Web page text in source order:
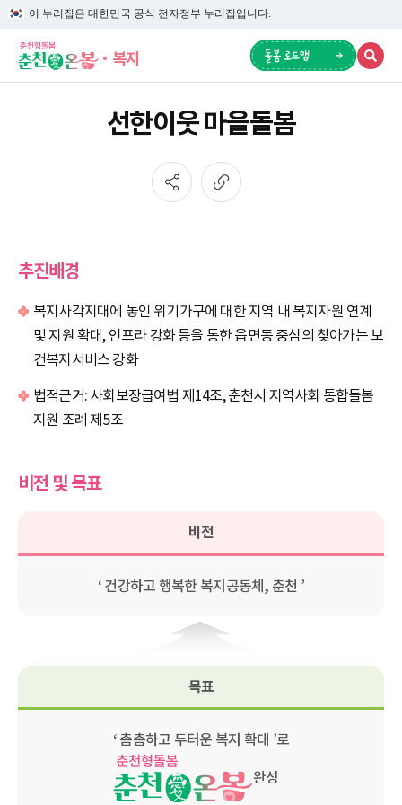
이 누리집은 대한민국 공식 전자정부 누리집입니다.
복지
선한이웃 마을돌봄
추진배경
복지사각지대에 놓인 위기가구에 대한 지역 내 복지자원 연계
및 지원 확대, 인프라 강화 등을 통한 읍면동 중심의 찾아가는 보
건복지서비스 강화
법적근거: 사회보장급여법 제14조, 춘천시 지역사회 통합돌봄
지원 조례 제5조
비전 및 목표
비전
‘ 건강하고 행복한 복지공동체, 춘천 ’
목표
‘ 촘촘하고 두터운 복지 확대 ’로
완성